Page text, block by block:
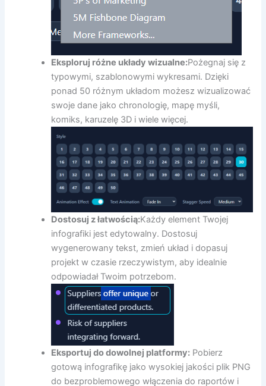
Eksploruj różne układy wizualne:Pożegnaj się z
typowymi, szablonowymi wykresami. Dzięki
ponad 50 różnym układom możesz wizualizować
swoje dane jako chronologię, mapę myśli,
komiks, karuzelę 3D i wiele więcej.
Dostosuj z łatwością:Każdy element Twojej
infografiki jest edytowalny. Dostosuj
wygenerowany tekst, zmień układ i dopasuj
projekt w czasie rzeczywistym, aby idealnie
odpowiadał Twoim potrzebom.
Eksportuj do dowolnej platformy: Pobierz
gotową infografikę jako wysokiej jakości plik PNG
do bezproblemowego włączenia do raportów i